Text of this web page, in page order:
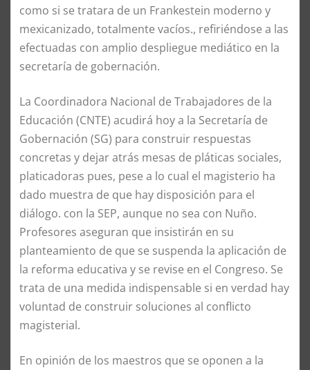
como si se tratara de un Frankestein moderno y
mexicanizado, totalmente vacíos., refiriéndose a las
efectuadas con amplio despliegue mediático en la
secretaría de gobernación.
La Coordinadora Nacional de Trabajadores de la
Educación (CNTE) acudirá hoy a la Secretaría de
Gobernación (SG) para construir respuestas
concretas y dejar atrás mesas de pláticas sociales,
platicadoras pues, pese a lo cual el magisterio ha
dado muestra de que hay disposición para el
diálogo. con la SEP, aunque no sea con Nuño.
Profesores aseguran que insistirán en su
planteamiento de que se suspenda la aplicación de
la reforma educativa y se revise en el Congreso. Se
trata de una medida indispensable si en verdad hay
voluntad de construir soluciones al conflicto
magisterial.
En opinión de los maestros que se oponen a la